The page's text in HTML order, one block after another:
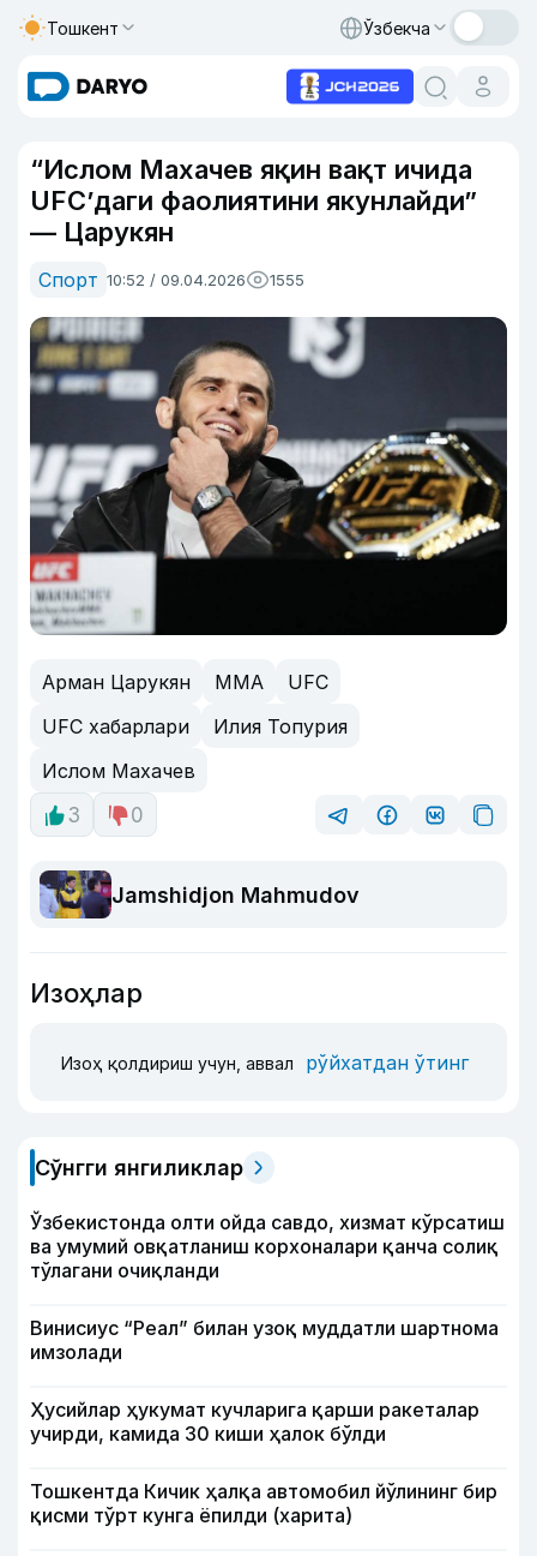
Тошкент Ўзбекча
“Ислом Махачев яқин вақт ичида
UFC’даги фаолиятини якунлайди”
— Царукян
Спорт 10:52 / 09.04.2026 1555
Арман Царукян MMA
UFC
UFC хабарлари
Илия Топурия
Ислом Махачев
3
0
Jamshidjon Mahmudov
Изоҳлар
Изоҳ қолдириш учун, аввал рўйхатдан ўтинг
Сўнгги янгиликлар
Ўзбекистонда олти ойда савдо, хизмат кўрсатиш
ва умумий овқатланиш корхоналари қанча солиқ
тўлагани очиқланди
Винисиус “Реал” билан узоқ муддатли шартнома
имзолади
Ҳусийлар ҳукумат кучларига қарши ракеталар
учирди, камида 30 киши ҳалок бўлди
Тошкентда Кичик ҳалқа автомобил йўлининг бир
қисми тўрт кунга ёпилди (харита)